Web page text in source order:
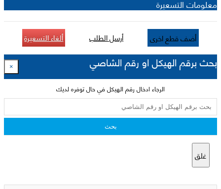
معلومات التسعيرة
أضف قطع اخرى أرسل الطلب ألغاء التسعيرة
بحث برقم الهيكل او رقم الشاصي ×
الرجاء ادخال رقم الهيكل في حال توفره لديك
بحث
غلق